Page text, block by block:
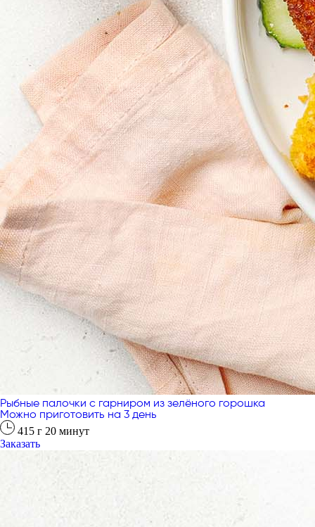
Рыбные палочки с гарниром из зелёного горошка
Можно приготовить на 3 день
415 г 20 минут
Заказать